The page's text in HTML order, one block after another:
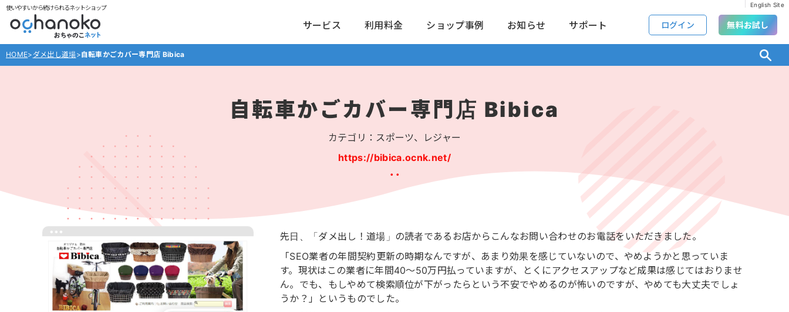
English Site
使いやすいから続けられるネットショップ
サービス 利用料金 ショップ事例 お知らせ サポート ログイン 無料お試し
HOME> ダメ出し道場>自転車かごカバー専門店 Bibica
自転車かごカバー専門店 Bibica
カテゴリ：スポーツ、レジャー
https://bibica.ocnk.net/
先日、「ダメ出し！道場」の読者であるお店からこんなお問い合わせのお電話をいただきました。
「SEO業者の年間契約更新の時期なんですが、あまり効果を感じていないので、やめようかと思っていま
す。現状はこの業者に年間40〜50万円払っていますが、とくにアクセスアップなど成果は感じてはおりませ
ん。でも、もしやめて検索順位が下がったらという不安でやめるのが怖いのですが、やめても大丈夫でしょ
うか？」というものでした。